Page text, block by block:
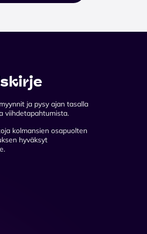
ja pysy ajan tasalla
viihdetapahtumista.
kolmansien osapuolten
hyväksyt